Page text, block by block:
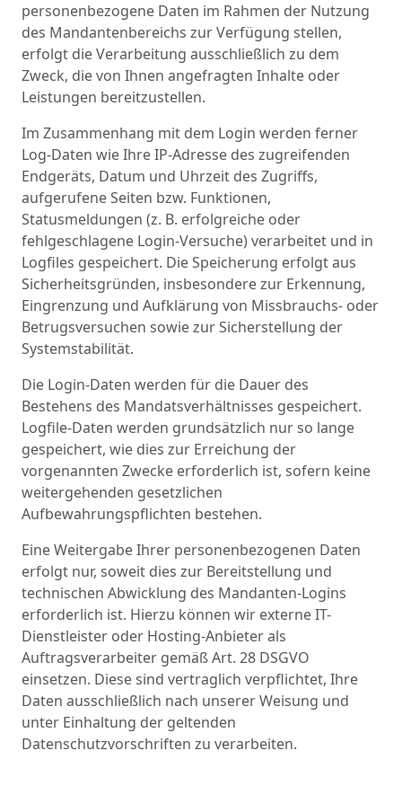
personenbezogene Daten im Rahmen der Nutzung
des Mandantenbereichs zur Verfügung stellen,
erfolgt die Verarbeitung ausschließlich zu dem
Zweck, die von Ihnen angefragten Inhalte oder
Leistungen bereitzustellen.
Im Zusammenhang mit dem Login werden ferner
Log-Daten wie Ihre IP-Adresse des zugreifenden
Endgeräts, Datum und Uhrzeit des Zugriffs,
aufgerufene Seiten bzw. Funktionen,
Statusmeldungen (z. B. erfolgreiche oder
fehlgeschlagene Login-Versuche) verarbeitet und in
Logfiles gespeichert. Die Speicherung erfolgt aus
Sicherheitsgründen, insbesondere zur Erkennung,
Eingrenzung und Aufklärung von Missbrauchs- oder
Betrugsversuchen sowie zur Sicherstellung der
Systemstabilität.
Die Login-Daten werden für die Dauer des
Bestehens des Mandatsverhältnisses gespeichert.
Logfile-Daten werden grundsätzlich nur so lange
gespeichert, wie dies zur Erreichung der
vorgenannten Zwecke erforderlich ist, sofern keine
weitergehenden gesetzlichen
Aufbewahrungspflichten bestehen.
Eine Weitergabe Ihrer personenbezogenen Daten
erfolgt nur, soweit dies zur Bereitstellung und
technischen Abwicklung des Mandanten-Logins
erforderlich ist. Hierzu können wir externe IT-
Dienstleister oder Hosting-Anbieter als
Auftragsverarbeiter gemäß Art. 28 DSGVO
einsetzen. Diese sind vertraglich verpflichtet, Ihre
Daten ausschließlich nach unserer Weisung und
unter Einhaltung der geltenden
Datenschutzvorschriften zu verarbeiten.